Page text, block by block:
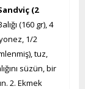
(2
(160 gr), 4
1/2
tuz,
süzün, bir
2. Ekmek